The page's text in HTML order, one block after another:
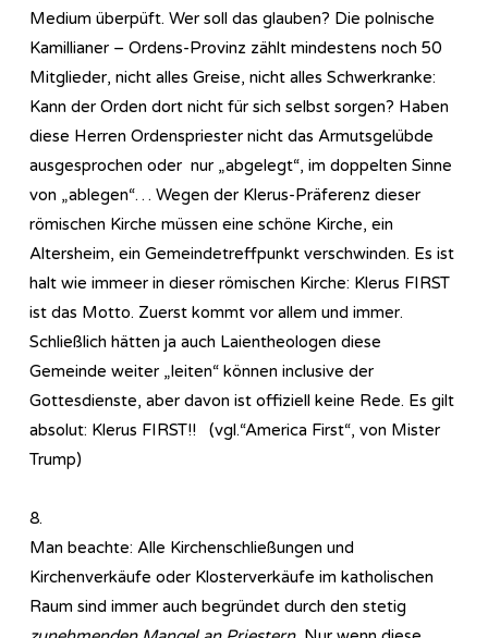
Medium überpüft. Wer soll das glauben? Die polnische
Kamillianer – Ordens-Provinz zählt mindestens noch 50
Mitglieder, nicht alles Greise, nicht alles Schwerkranke:
Kann der Orden dort nicht für sich selbst sorgen? Haben
diese Herren Ordenspriester nicht das Armutsgelübde
ausgesprochen oder nur „abgelegt“, im doppelten Sinne
von „ablegen“… Wegen der Klerus-Präferenz dieser
römischen Kirche müssen eine schöne Kirche, ein
Altersheim, ein Gemeindetreffpunkt verschwinden. Es ist
halt wie immeer in dieser römischen Kirche: Klerus FIRST
ist das Motto. Zuerst kommt vor allem und immer.
Schließlich hätten ja auch Laientheologen diese
Gemeinde weiter „leiten“ können inclusive der
Gottesdienste, aber davon ist offiziell keine Rede. Es gilt
absolut: Klerus FIRST!! (vgl.“America First“, von Mister
Trump)
8.
Man beachte: Alle Kirchenschließungen und
Kirchenverkäufe oder Klosterverkäufe im katholischen
Raum sind immer auch begründet durch den stetig